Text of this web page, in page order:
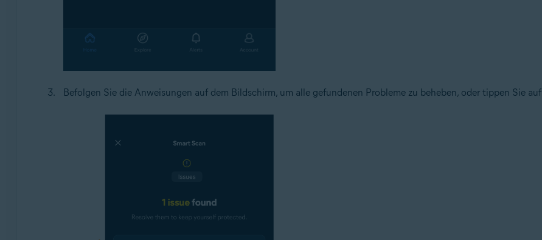
Befolgen Sie die Anweisungen auf dem Bildschirm, um alle gefundenen Probleme zu beheben, oder tippen Sie auf